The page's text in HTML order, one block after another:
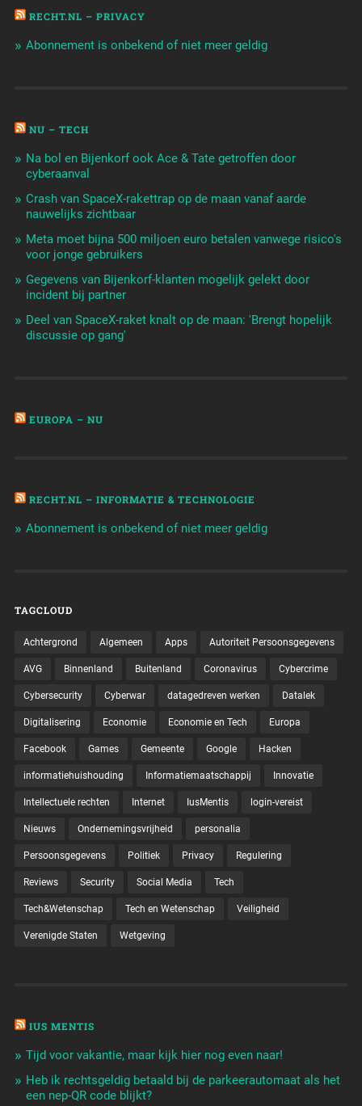
RECHT.NL – PRIVACY
Abonnement is onbekend of niet meer geldig
NU – TECH
Na bol en Bijenkorf ook Ace & Tate getroffen door
cyberaanval
Crash van SpaceX-rakettrap op de maan vanaf aarde
nauwelijks zichtbaar
Meta moet bijna 500 miljoen euro betalen vanwege risico's
voor jonge gebruikers
Gegevens van Bijenkorf-klanten mogelijk gelekt door
incident bij partner
Deel van SpaceX-raket knalt op de maan: 'Brengt hopelijk
discussie op gang'
EUROPA – NU
RECHT.NL – INFORMATIE & TECHNOLOGIE
Abonnement is onbekend of niet meer geldig
TAGCLOUD
Achtergrond Algemeen Apps Autoriteit Persoonsgegevens
AVG Binnenland Buitenland Coronavirus Cybercrime
Cybersecurity Cyberwar datagedreven werken Datalek
Digitalisering Economie Economie en Tech Europa
Facebook Games Gemeente Google Hacken
informatiehuishouding Informatiemaatschappij Innovatie
Intellectuele rechten Internet IusMentis login-vereist
Nieuws Ondernemingsvrijheid personalia
Persoonsgegevens Politiek Privacy Regulering
Reviews Security Social Media Tech
Tech&Wetenschap Tech en Wetenschap Veiligheid
Verenigde Staten Wetgeving
IUS MENTIS
Tijd voor vakantie, maar kijk hier nog even naar!
Heb ik rechtsgeldig betaald bij de parkeerautomaat als het
een nep-QR code blijkt?